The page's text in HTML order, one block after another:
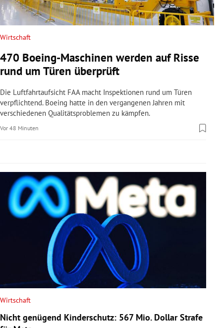
Untermenü
Untermenü
Untermenü
Untermenü
Untermenü
Untermenü
Untermenü
Wirtschaft
470 Boeing-Maschinen werden auf Risse
rund um Türen überprüft
Die Luftfahrtaufsicht FAA macht Inspektionen rund um Türen
verpflichtend. Boeing hatte in den vergangenen Jahren mit
verschiedenen Qualitätsproblemen zu kämpfen.
Vor 48 Minuten
Wirtschaft
Nicht genügend Kinderschutz: 567 Mio. Dollar Strafe